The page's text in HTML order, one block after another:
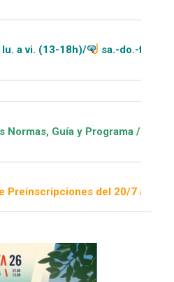
sa.-do.-festivos (11-20h)
/ ver Escuelas
del 20/7 al 16/8 / Sorteo 1 de